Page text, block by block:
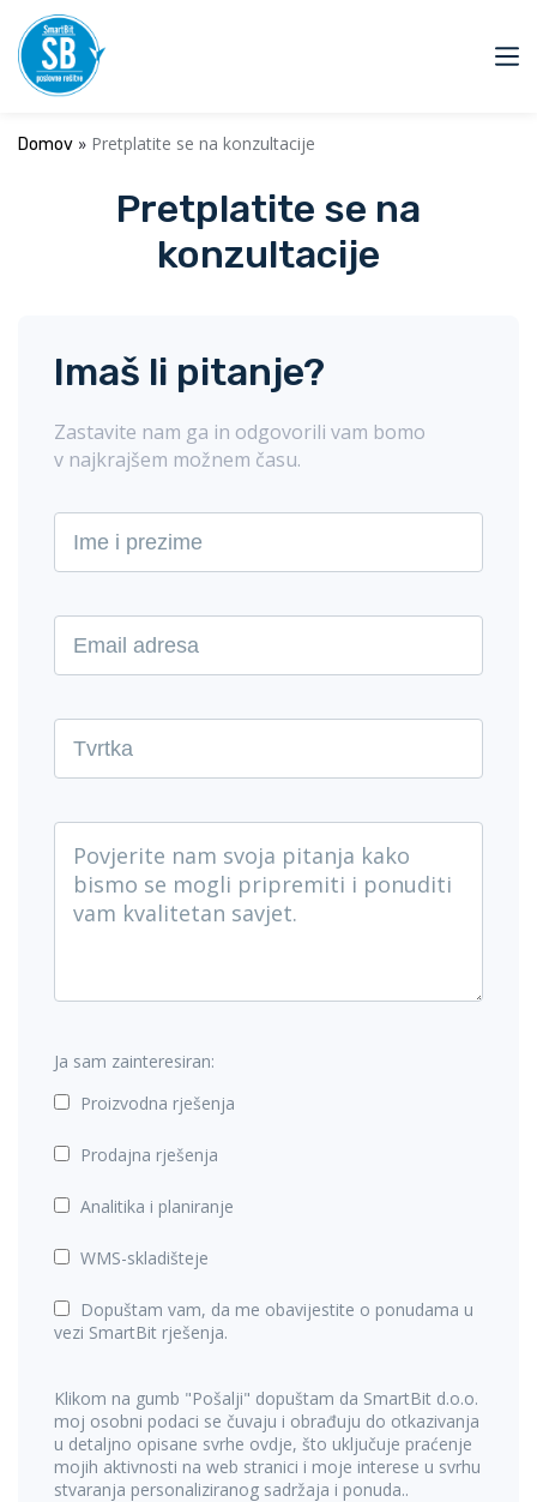
Domov » Pretplatite se na konzultacije
Pretplatite se na
konzultacije
Imaš li pitanje?
Zastavite nam ga in odgovorili vam bomo
v najkrajšem možnem času.
Ja sam zainteresiran:
Proizvodna rješenja
Prodajna rješenja
Analitika i planiranje
WMS-skladišteje
Dopuštam vam, da me obavijestite o ponudama u
vezi SmartBit rješenja.
Klikom na gumb "Pošalji" dopuštam da SmartBit d.o.o.
moj osobni podaci se čuvaju i obrađuju do otkazivanja
u detaljno opisane svrhe ovdje, što uključuje praćenje
mojih aktivnosti na web stranici i moje interese u svrhu
stvaranja personaliziranog sadržaja i ponuda..